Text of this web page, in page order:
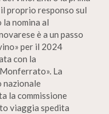
proprio responso sul
nomina al
è a un passo
per il 2024
con la
La
nazionale
la commissione
viaggia spedita